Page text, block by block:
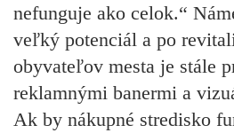
nefunguje ako celok.“
veľký potenciál a po
obyvateľov mesta je stále
reklamnými banermi a
Ak by nákupné stredisko